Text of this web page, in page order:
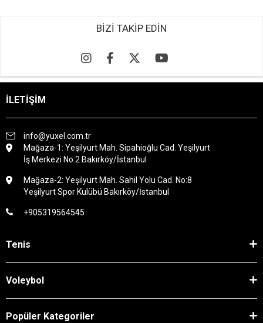
BİZİ TAKİP EDİN
İLETİŞİM
info@yuxel.com.tr
Mağaza-1: Yeşilyurt Mah. Sipahioğlu Cad. Yeşilyurt
İş Merkezi No:2 Bakırköy/İstanbul
Mağaza-2: Yeşilyurt Mah. Sahil Yolu Cad. No:8
Yeşilyurt Spor Kulübü Bakırköy/İstanbul
+905319564545
Tenis
Voleybol
Popüler Kategoriler